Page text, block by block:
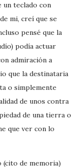
un teclado con
mi, creí que se
pensé que la
podía actuar
admiración a
que la destinataria
o simplemente
de unos contra
de una tierra o
que ver con lo
(cito de memoria)